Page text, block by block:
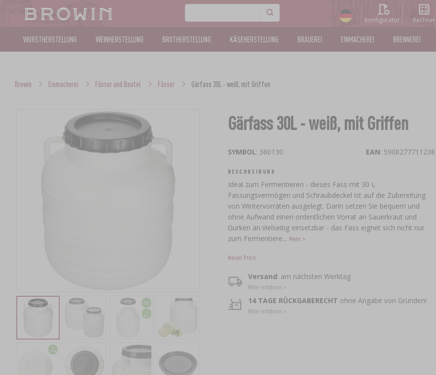
Konfigurator Rechner
WURSTHERSTELLUNG WEINHERSTELLUNG BROTHERSTELLUNG KÄSEHERSTELLUNG BRAUEREI EINMACHEREI BRENNEREI
Browin Einmacherei Fässer und Beutel Fässer Gärfass 30L - weiß, mit Griffen
Gärfass 30L - weiß, mit Griffen
SYMBOL: 360130 EAN: 5908277711238
BESCHREIBUNG
Ideal zum Fermentieren - dieses Fass mit 30 L
Fassungsvermögen und Schraubdeckel ist auf die Zubereitung
von Wintervorräten ausgelegt. Darin setzen Sie bequem und
ohne Aufwand einen ordentlichen Vorrat an Sauerkraut und
Gurken an.Vielseitig einsetzbar - das Fass eignet sich nicht nur
zum Fermentiere... Mehr >
Neuer Preis
Versand: am nächsten Werktag
Mehr erfahren »
14 TAGE RÜCKGABERECHT ohne Angabe von Gründen!
Mehr erfahren »